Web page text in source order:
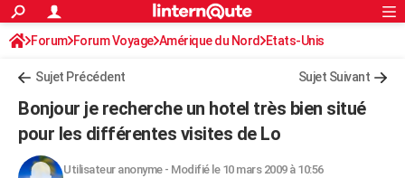
ACTUALITÉS
Politique
Société
Faits Divers
Education
Monde
Villes
+
Programme TV
Streaming
Sorties cinéma
FINANCE
Retraite
Impôts
Epargne
Immobilier
Risques naturels par ville
Banque
Assurance
Crédit
AUTO
Rechercher
S'inscrire
Connexion
Forum Forum Voyage Amérique du Nord Etats-Unis
Sujet Précédent Sujet Suivant
Bonjour je recherche un hotel très bien situé
pour les différentes visites de Lo
Utilisateur anonyme- Modifié le 10 mars 2009 à 10:56